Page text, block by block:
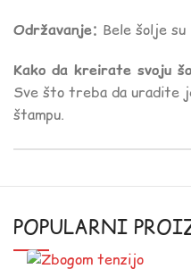
Održavanje: Bele šolje
Kako da kreirate svoju
Sve što treba da uradite
štampu.
POPULARNI